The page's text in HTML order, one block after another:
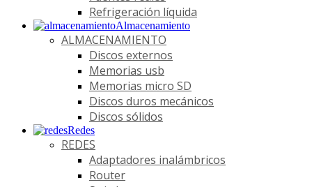
Refrigeración líquida
Almacenamiento
ALMACENAMIENTO
Discos externos
Memorias usb
Memorias micro SD
Discos duros mecánicos
Discos sólidos
Redes
REDES
Adaptadores inalámbricos
Router